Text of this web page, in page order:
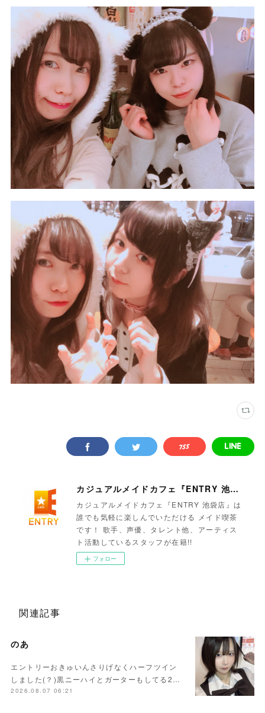
カジュアルメイドカフェ『ENTRY 池袋店』
カジュアルメイドカフェ『ENTRY 池袋店』は
誰でも気軽に楽しんでいただける メイド喫茶
です！ 歌手、声優、タレント他、アーティス
ト活動しているスタッフが在籍!!
フォロー
関連記事
のあ
エントリーおきゅいんさりげなくハーフツイン
しました(？)黒ニーハイとガーターもしてる2…
2026.08.07 06:21